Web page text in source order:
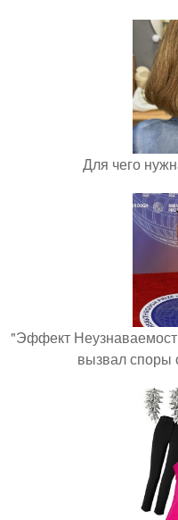
Для чего
"Эффект
вызвал споры